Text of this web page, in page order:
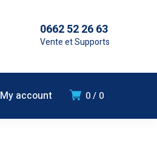
0662 52 26 63
Vente et Supports
0 0
My account